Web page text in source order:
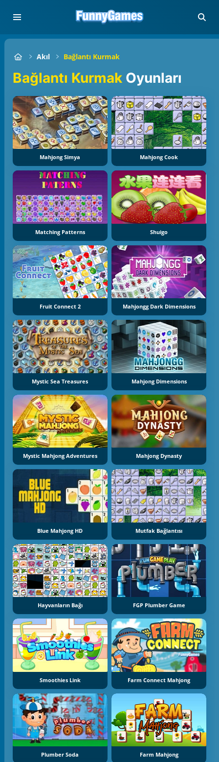
Akıl Bağlantı Kurmak
Bağlantı Kurmak Oyunları
Mahjong Simya Mahjong Cook
Matching Patterns Shuigo
Fruit Connect 2 Mahjongg Dark Dimensions
Mystic Sea Treasures Mahjong Dimensions
Mystic Mahjong Adventures Mahjong Dynasty
Blue Mahjong HD Mutfak Bağlantısı
Hayvanların Bağı FGP Plumber Game
Smoothies Link Farm Connect Mahjong
Plumber Soda Farm Mahjong